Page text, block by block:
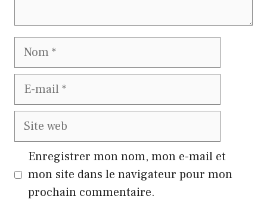
Nom
E-
Site
Enregistrer mon nom, mon e-mail et
mon site dans le navigateur pour mon
prochain commentaire.